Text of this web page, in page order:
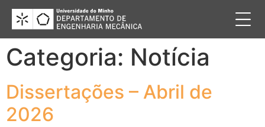
Categoria: Notícia
Dissertações – Abril de
2026